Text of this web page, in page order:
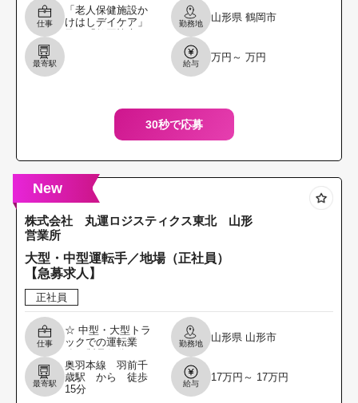
仕事
「老人保健施設か
けはしデイケア」
勤務地
山形県 鶴岡市
最寄駅 給与
万円～ 万円
30秒で応募
New
株式会社 丸運ロジスティクス東北 山形
営業所
大型・中型運転手／地場（正社員）
【急募求人】
正社員
仕事
☆ 中型・大型トラ
ックでの運転業
リフト作業 ＊ 主に
地場運転業務 （県
内・隣県の問屋・
勤務地
山形県 山形市
最寄駅
奥羽本線 羽前千
歳駅 から 徒歩
15分
給与
17万円～ 17万円